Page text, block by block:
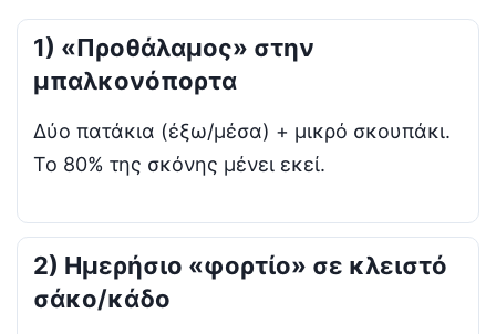
1) «Προθάλαμος» στην
μπαλκονόπορτα
Δύο πατάκια (έξω/μέσα) + μικρό σκουπάκι.
Το 80% της σκόνης μένει εκεί.
2) Ημερήσιο «φορτίο» σε κλειστό
σάκο/κάδο